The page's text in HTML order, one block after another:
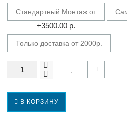
Стандартный Монтаж от
+3500.00 р.
Только доставка от 2000р.
В КОРЗИНУ